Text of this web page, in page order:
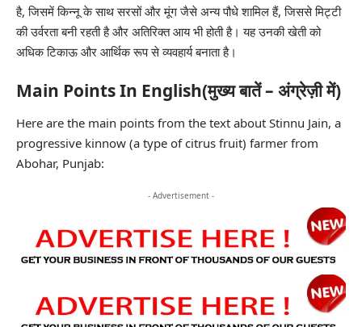
है, जिसमें किन्नू के साथ सरसों और मूंग जैसे अन्य पौधे शामिल हैं, जिससे मिट्टी
की उर्वरता बनी रहती है और अतिरिक्त आय भी होती है। यह उनकी खेती को
अधिक टिकाऊ और आर्थिक रूप से व्यवहार्य बनाता है।
Main Points In English(मुख्य बातें – अंग्रेज़ी में)
Here are the main points from the text about Stinnu Jain, a
progressive kinnow (a type of citrus fruit) farmer from
Abohar, Punjab:
- Advertisement -